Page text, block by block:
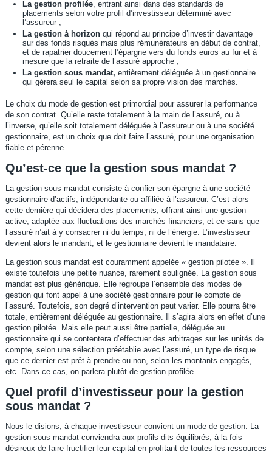
La gestion profilée, entrant ainsi dans des standards de
placements selon votre profil d’investisseur déterminé avec
l’assureur ;
La gestion à horizonqui répond au principe d’investir davantage
sur des fonds risqués mais plus rémunérateurs en début de contrat,
et de rapatrier doucement l’épargne vers du fonds euros au fur et à
mesure que la retraite de l’assuré approche ;
La gestion sous mandat, entièrement déléguée à un gestionnaire
qui gèrera seul le capital selon sa propre vision des marchés.
Le choix du mode de gestion est primordial pour assurer la performance
de son contrat. Qu’elle reste totalement à la main de l’assuré, ou à
l’inverse, qu’elle soit totalement déléguée à l’assureur ou à une société
gestionnaire, est un choix que doit faire l’assuré, pour une organisation
fiable et pérenne.
Qu’est-ce que la gestion sous mandat ?
La gestion sous mandat consiste à confier son épargne à une société
gestionnaire d’actifs, indépendante ou affiliée à l’assureur. C’est alors
cette dernière qui décidera des placements, offrant ainsi une gestion
active, adaptée aux fluctuations des marchés financiers, et ce sans que
l’assuré n’ait à y consacrer ni du temps, ni de l’énergie. L’investisseur
devient alors le mandant, et le gestionnaire devient le mandataire.
La gestion sous mandat est couramment appelée « gestion pilotée ». Il
existe toutefois une petite nuance, rarement soulignée. La gestion sous
mandat est plus générique. Elle regroupe l’ensemble des modes de
gestion qui font appel à une société gestionnaire pour le compte de
l’assuré. Toutefois, son degré d’intervention peut varier. Elle pourra être
totale, entièrement déléguée au gestionnaire. Il s’agira alors en effet d’une
gestion pilotée. Mais elle peut aussi être partielle, déléguée au
gestionnaire qui se contentera d’effectuer des arbitrages sur les unités de
compte, selon une sélection préétablie avec l’assuré, un type de risque
que ce dernier est prêt à prendre ou non, selon les montants engagés,
etc. Dans ce cas, on parlera plutôt de gestion profilée.
Quel profil d’investisseur pour la gestion
sous mandat ?
Nous le disions, à chaque investisseur convient un mode de gestion. La
gestion sous mandat conviendra aux profils dits équilibrés, à la fois
désireux de faire fructifier leur capital en profitant de toutes les ressources